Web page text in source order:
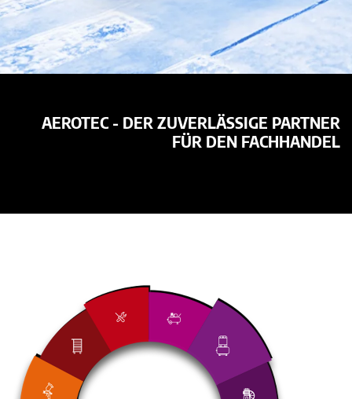
AEROTEC - DER ZUVERLÄSSIGE PARTNER
FÜR DEN FACHHANDEL